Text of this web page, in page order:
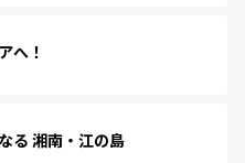
へ！
る 湘南・江の島